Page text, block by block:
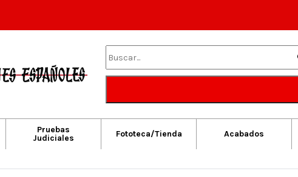
Pruebas
Judiciales
Fototeca/Tienda Acabados